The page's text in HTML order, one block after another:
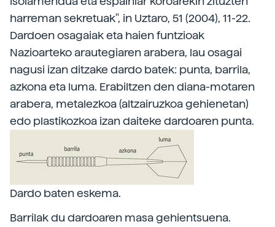
harreman sekretuak", in Uztaro, 51 (2004), 11-22.
Dardoen osagaiak eta haien funtzioak
Nazioarteko arautegiaren arabera, lau osagai
nagusi izan ditzake dardo batek: punta, barrila,
azkona eta luma. Erabiltzen den diana-motaren
arabera, metalezkoa (altzairuzkoa gehienetan)
edo plastikozkoa izan daiteke dardoaren punta.
Dardo baten eskema.
Barrilak du dardoaren masa gehientsuena.